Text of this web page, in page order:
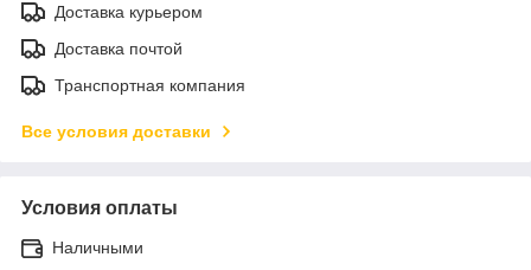
Доставка курьером
Доставка почтой
Транспортная компания
Все условия доставки
Условия оплаты
Наличными